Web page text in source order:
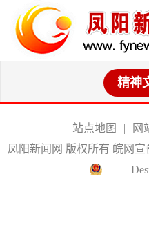
精神
站点地图 | 网
凤阳新闻网 版权所有 皖网宣